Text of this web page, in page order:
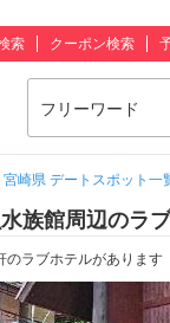
索 クーポン検索
フリーワード
宮崎県 デートスポット一
族館周辺のラ
のラブホテルがあります